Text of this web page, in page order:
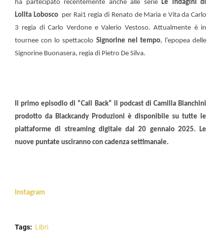
ha partecipato recentemente anche alle serie Le indagini di
Lolita Lobosco per Rai1 regia di Renato de Maria e Vita da Carlo
3 regia di Carlo Verdone e Valerio Vestoso. Attualmente è in
tournee con lo spettacolo Signorine nel tempo, l’epopea delle
Signorine Buonasera, regia di Pietro De Silva.
Il primo episodio di “Call Back” il podcast di Camilla Bianchini
prodotto da Blackcandy Produzioni è disponibile su tutte le
piattaforme di streaming digitale dal 20 gennaio 2025. Le
nuove puntate usciranno con cadenza settimanale.
Instagram
Tags: Libri